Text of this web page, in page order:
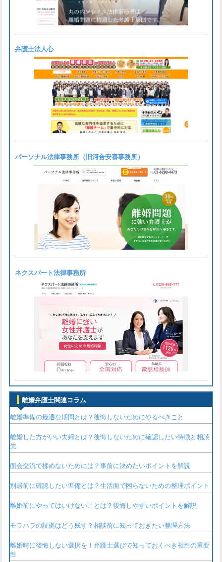
弁護士法人心
パーソナル法律事務所（旧河合安喜事務所）
ネクスパート法律事務所
離婚弁護士関連コラム
離婚準備の最適な期間とは？後悔しないためにやるべきこと
離婚した方がいい夫婦とは？後悔しないために確認したい特徴と相談
先
面会交流で揉めないためには？事前に決めたいポイントを解説
別居前に確認したい準備とは？生活面で困らないための整理ポイント
離婚前にやってはいけないことは？後悔しやすいポイントを解説
モラハラの証拠はどう残す？相談前に知っておきたい整理方法
離婚時に後悔しない選択を！弁護士選びで知っておくべき相性の重要
性